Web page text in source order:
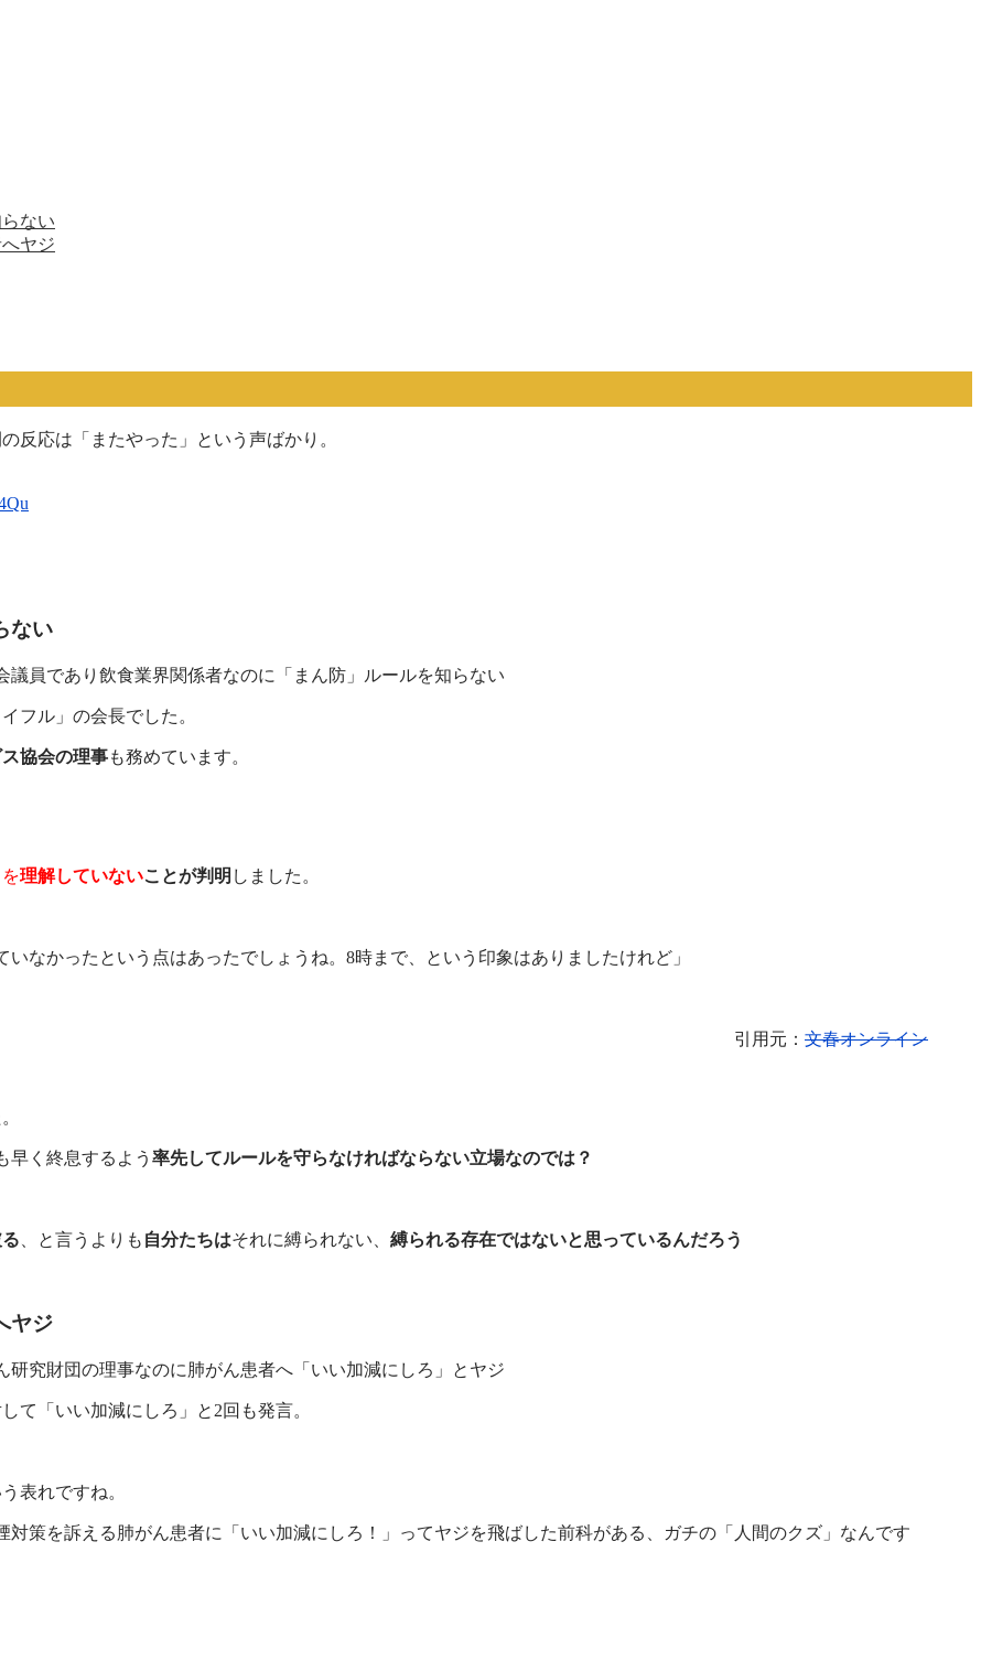
ない
ヤジ
反応は「またやった」という声ばかり。
ない
議員であり飲食業界関係者なのに「まん防」ルールを知らない
フル」の会長でした。
協会の理事も務めています。
を理解していないことが判明 しました。
なかったという点はあったでしょうね。8時まで、という印象はありましたけれど」
引用元： 文春オンライン
早く終息するよう 率先してルールを守らなければならない立場なのでは？
、と言うよりも 自分たちはそれに縛られない、 縛られる存在ではないと思っているんだろう
ヤジ
研究財団の理事なのに肺がん患者へ「いい加減にしろ」とヤジ
て「いい加減にしろ」と2回も発言。
う表れですね。
策を訴える肺がん患者に「いい加減にしろ！」ってヤジを飛ばした前科がある、ガチの「人間のクズ」なんです